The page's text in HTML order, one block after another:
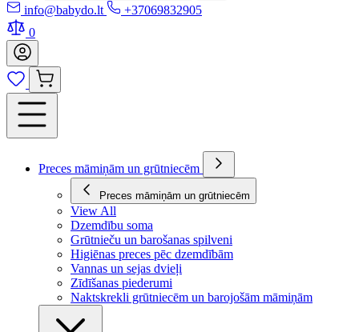
info@babydo.lt
+37069832905
0
Preces māmiņām un grūtniecēm
Preces māmiņām un grūtniecēm
View All
Dzemdību soma
Grūtnieču un barošanas spilveni
Higiēnas preces pēc dzemdībām
Vannas un sejas dvieļi
Zīdīšanas piederumi
Naktskrekli grūtniecēm un barojošām māmiņām